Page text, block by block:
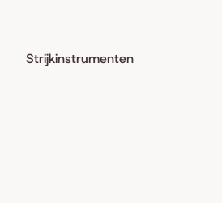
Strijkinstrumenten